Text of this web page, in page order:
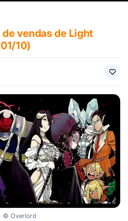
vendas de Light
10)
© Overlord